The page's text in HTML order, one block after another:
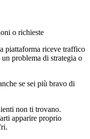
o richieste
piattaforma riceve traffico
problema di strategia o
se sei più bravo di
non ti trovano.
apparire proprio